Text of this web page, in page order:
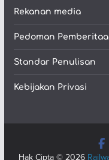
Rekanan media
Pedoman
Standar Penulisan
Kebijakan Privasi
Hak Cipta © 2026